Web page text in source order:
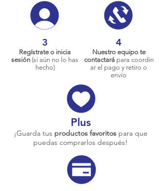
3
Regístrate o inicia
sesión (si aún no lo has
hecho)
4
Nuestro equipo te
contactarápara coordin
ar el pago y retiro o
envío
Plus
¡Guarda tus productos favoritos para que
puedas comprarlos después!